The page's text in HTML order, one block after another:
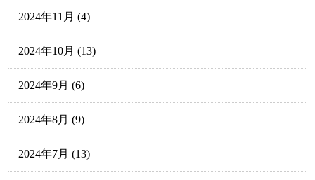
2024年11月 (4)
2024年10月 (13)
2024年9月 (6)
2024年8月 (9)
2024年7月 (13)